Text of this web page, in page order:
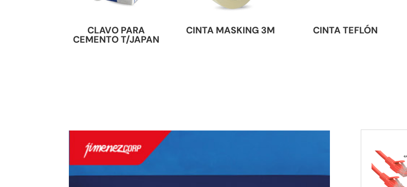
CLAVO PARA
CEMENTO T/JAPAN
CINTA MASKING 3M CINTA TEFLÓN